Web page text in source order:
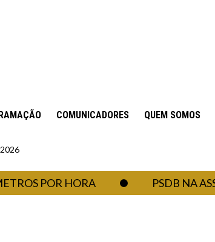
COMUNICADORES QUEM SOMOS
POR HORA PSDB NA